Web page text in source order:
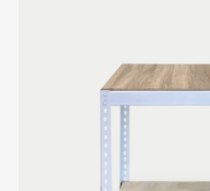
工作桌系列|免螺絲角鋼
重型貨架
櫥櫃客製專區